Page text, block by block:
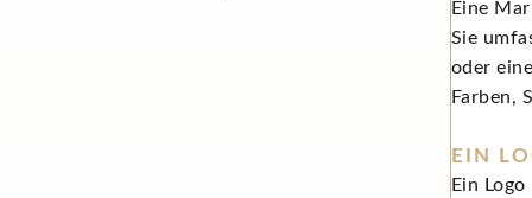
Eine
Sie
oder
Farben,
EIN
Ein